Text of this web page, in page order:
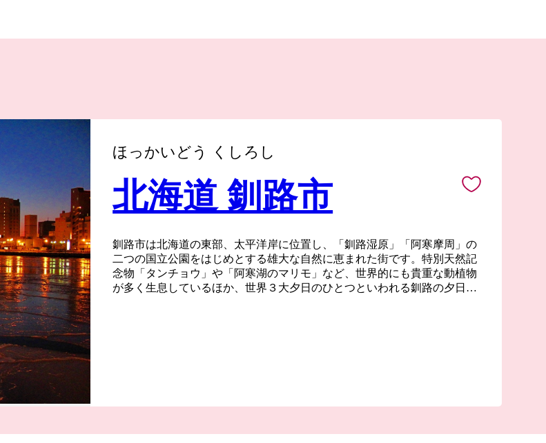
ほっかいどう くしろし
北海道 釧路市
釧路市は北海道の東部、太平洋岸に位置し、「釧路湿原」「阿寒摩周」の
二つの国立公園をはじめとする雄大な自然に恵まれた街です。特別天然記
念物「タンチョウ」や「阿寒湖のマリモ」など、世界的にも貴重な動植物
が多く生息しているほか、世界３大夕日のひとつといわれる釧路の夕日は